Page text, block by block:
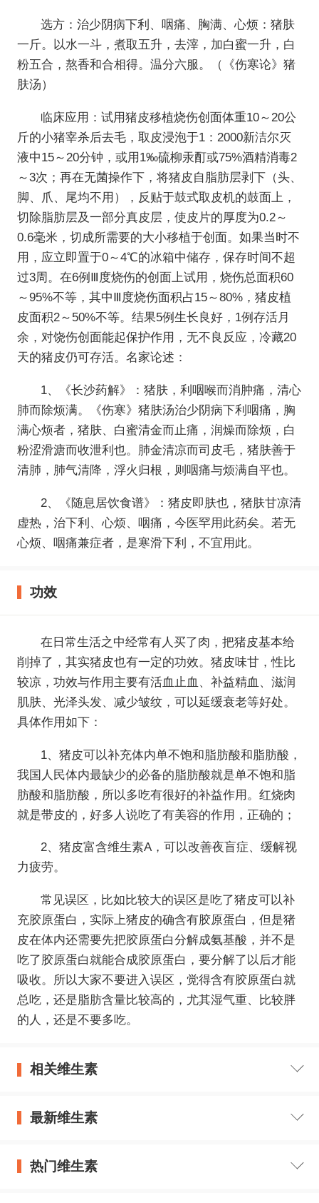
选方：治少阴病下利、咽痛、胸满、心烦：猪肤
一斤。以水一斗，煮取五升，去滓，加白蜜一升，白
粉五合，熬香和合相得。温分六服。（《伤寒论》猪
肤汤）
临床应用：试用猪皮移植烧伤创面体重10～20公
斤的小猪宰杀后去毛，取皮浸泡于1：2000新洁尔灭
液中15～20分钟，或用1‰硫柳汞酊或75%酒精消毒2
～3次；再在无菌操作下，将猪皮自脂肪层剥下（头、
脚、爪、尾均不用），反贴于鼓式取皮机的鼓面上，
切除脂肪层及一部分真皮层，使皮片的厚度为0.2～
0.6毫米，切成所需要的大小移植于创面。如果当时不
用，应立即置于0～4℃的冰箱中储存，保存时间不超
过3周。在6例Ⅲ度烧伤的创面上试用，烧伤总面积60
～95%不等，其中Ⅲ度烧伤面积占15～80%，猪皮植
皮面积2～50%不等。结果5例生长良好，1例存活月
余，对饶伤创面能起保护作用，无不良反应，冷藏20
天的猪皮仍可存活。名家论述：
1、《长沙药解》：猪肤，利咽喉而消肿痛，清心
肺而除烦满。《伤寒》猪肤汤治少阴病下利咽痛，胸
满心烦者，猪肤、白蜜清金而止痛，润燥而除烦，白
粉涩滑溏而收泄利也。肺金清凉而司皮毛，猪肤善于
清肺，肺气清降，浮火归根，则咽痛与烦满自平也。
2、《随息居饮食谱》：猪皮即肤也，猪肤甘凉清
虚热，治下利、心烦、咽痛，今医罕用此药矣。若无
心烦、咽痛兼症者，是寒滑下利，不宜用此。
功效
在日常生活之中经常有人买了肉，把猪皮基本给
削掉了，其实猪皮也有一定的功效。猪皮味甘，性比
较凉，功效与作用主要有活血止血、补益精血、滋润
肌肤、光泽头发、减少皱纹，可以延缓衰老等好处。
具体作用如下：
1、猪皮可以补充体内单不饱和脂肪酸和脂肪酸，
我国人民体内最缺少的必备的脂肪酸就是单不饱和脂
肪酸和脂肪酸，所以多吃有很好的补益作用。红烧肉
就是带皮的，好多人说吃了有美容的作用，正确的；
2、猪皮富含维生素A，可以改善夜盲症、缓解视
力疲劳。
常见误区，比如比较大的误区是吃了猪皮可以补
充胶原蛋白，实际上猪皮的确含有胶原蛋白，但是猪
皮在体内还需要先把胶原蛋白分解成氨基酸，并不是
吃了胶原蛋白就能合成胶原蛋白，要分解了以后才能
吸收。所以大家不要进入误区，觉得含有胶原蛋白就
总吃，还是脂肪含量比较高的，尤其湿气重、比较胖
的人，还是不要多吃。
相关维生素
最新维生素
热门维生素